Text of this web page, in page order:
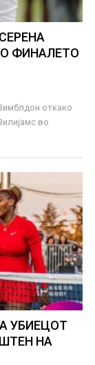
ФИНАЛЕТО
откако
во
УБИЕЦОТ
НА